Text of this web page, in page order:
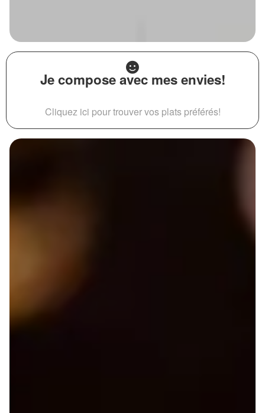
Je compose avec mes envies!
Cliquez ici pour trouver vos plats préférés!